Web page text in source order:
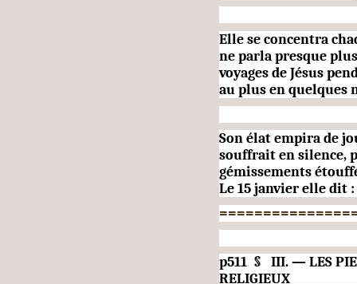
Elle se concentra
ne parla presque
voya­ges de Jésus
au plus en quelques
Son élat empira de
souf­frait en silence,
gémissements
Le 15 janvier elle dit :
p511 § III. — LES
RELIGIEUX